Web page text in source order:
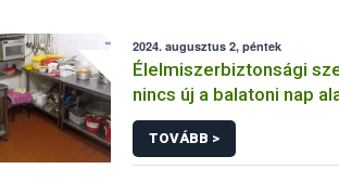
2024. augusztus 2, péntek
Élelmiszerbiztonsági
nincs új a balatoni nap
TOVÁBB >